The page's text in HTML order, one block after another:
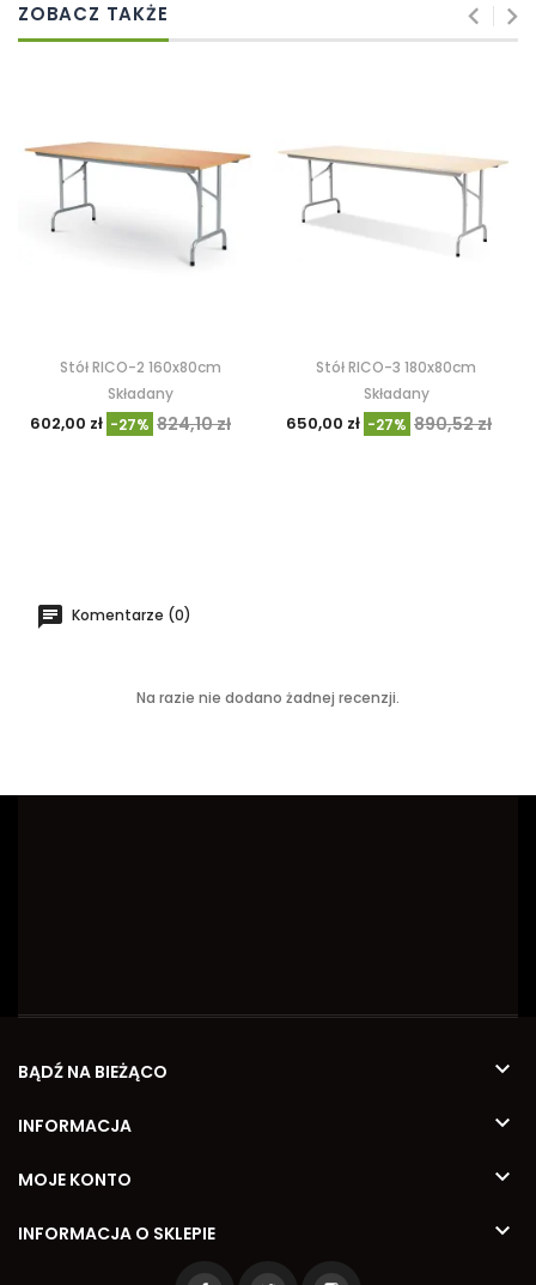
ZOBACZ TAKŻE
Stół RICO-2 160x80cm
Składany
602,00 zł -27% 824,10 zł
Stół RICO-3 180x80cm
Składany
650,00 zł -27% 890,52 zł
Komentarze (0)
Na razie nie dodano żadnej recenzji.
BĄDŹ NA BIEŻĄCO 
INFORMACJA 
MOJE KONTO 
INFORMACJA O SKLEPIE 